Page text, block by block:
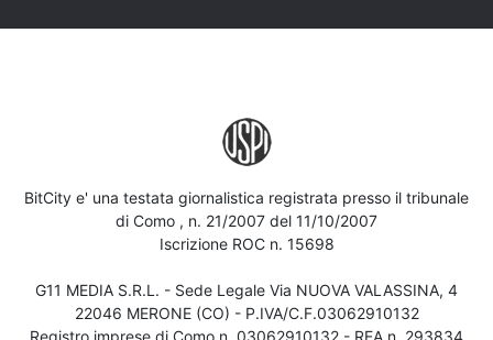
BitCity e' una testata giornalistica registrata presso il tribunale
di Como , n. 21/2007 del 11/10/2007
Iscrizione ROC n. 15698
G11 MEDIA S.R.L. - Sede Legale Via NUOVA VALASSINA, 4
22046 MERONE (CO) - P.IVA/C.F.03062910132
Registro imprese di Como n. 03062910132 - REA n. 293834